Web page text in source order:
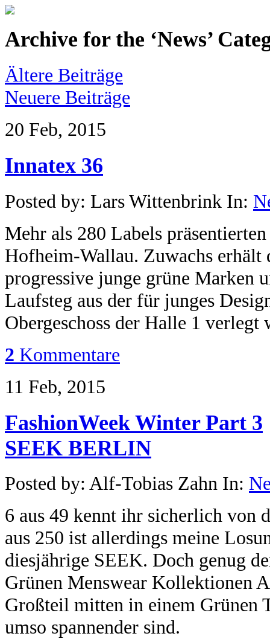
Archive for the ‘News’
Ältere Beiträge
Neuere Beiträge
20 Feb, 2015
Innatex 36
Posted by: Lars Wittenbrink In:
Mehr als 280 Labels
Hofheim-Wallau. Zuwachs erhält
progressive junge grüne Marken
Laufsteg aus der für junges
Obergeschoss der Halle 1 verlegt
2 Kommentare
11 Feb, 2015
FashionWeek Winter Part 3
SEEK BERLIN
Posted by: Alf-Tobias Zahn In:
6 aus 49 kennt ihr sicherlich von
aus 250 ist allerdings meine
diesjährige SEEK. Doch genug
Grünen Menswear Kollektionen
Großteil mitten in einem Grünen
umso spannender sind.